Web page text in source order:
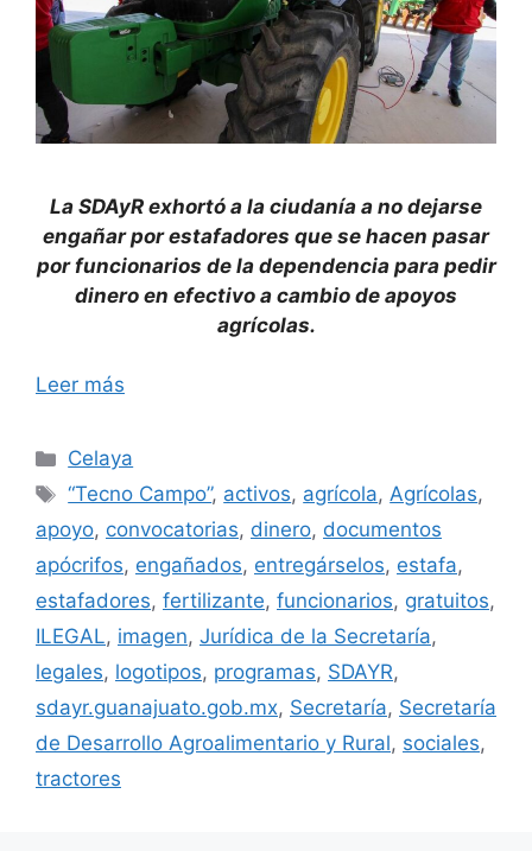
La SDAyR exhortó a la ciudanía a no dejarse
engañar por estafadores que se hacen pasar
por funcionarios de la dependencia para pedir
dinero en efectivo a cambio de apoyos
agrícolas.
Leer más
Categorías
Celaya
Etiquetas
“Tecno Campo”, activos, agrícola,Agrícolas,
apoyo, convocatorias, dinero, documentos
apócrifos, engañados, entregárselos, estafa,
estafadores, fertilizante, funcionarios, gratuitos,
ILEGAL, imagen, Jurídica de la Secretaría,
legales, logotipos, programas, SDAYR,
sdayr.guanajuato.gob.mx, Secretaría, Secretaría
de Desarrollo Agroalimentario y Rural, sociales,
tractores